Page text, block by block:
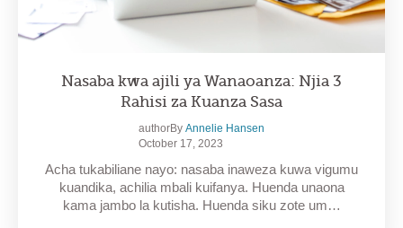
Nasaba kwa ajili ya Wanaoanza: Njia 3
Rahisi za Kuanza Sasa
authorBy Annelie Hansen
October 17, 2023
Acha tukabiliane nayo: nasaba inaweza kuwa vigumu
kuandika, achilia mbali kuifanya. Huenda unaona
kama jambo la kutisha. Huenda siku zote um…